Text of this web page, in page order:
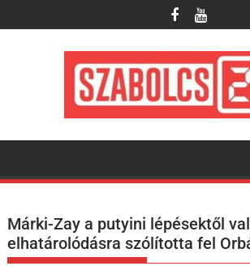
to
Márki-Zay a putyini lépésektől
elhatárolódásra szólította fel